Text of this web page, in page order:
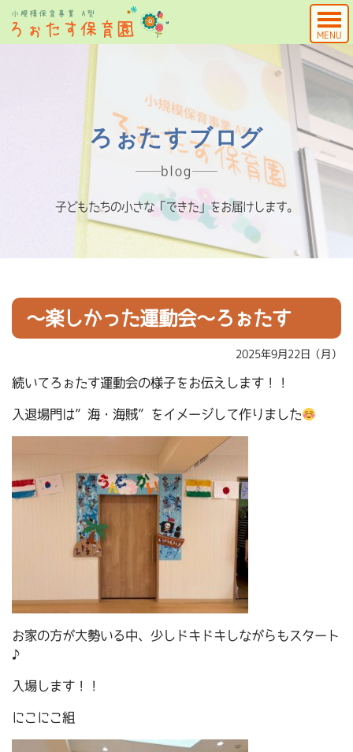
MENU
ろぉたすブログ
blog
子どもたちの小さな「できた」をお届けします。
～楽しかった運動会～ろぉたす
2025年9月22日（月）
続いてろぉたす運動会の様子をお伝えします！！
入退場門は”海・海賊”をイメージして作りました
お家の方が大勢いる中、少しドキドキしながらもスタート
♪
入場します！！
にこにこ組